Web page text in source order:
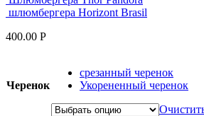
шлюмбергера Horizont Brasil
400.00 Р
Черенок
срезанный черенок
Укорененный черенок